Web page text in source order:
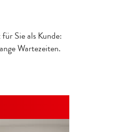
Sie als Kunde:
Wartezeiten.